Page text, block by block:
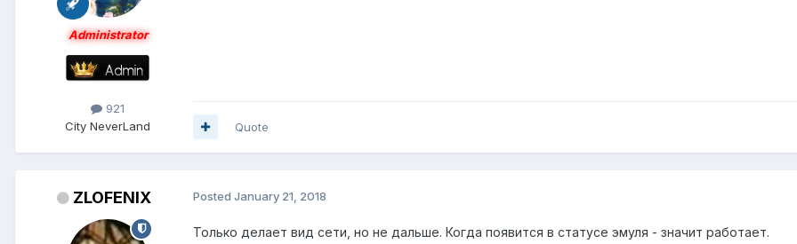
Administrator
921
City NeverLand Quote
ZLOFENIX Posted January 21, 2018
Только делает вид сети, но не дальше. Когда появится в статусе эмуля - значит работает.